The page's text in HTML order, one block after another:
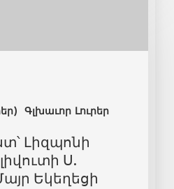
Գլխաւոր Լուրեր
Լիզպոնի
Ս.
Եկեղեցի